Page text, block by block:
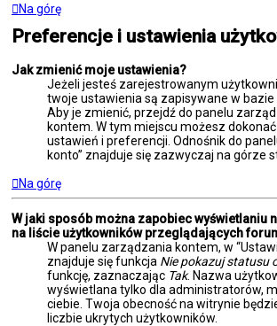
Na górę
Preferencje i ustawienia
Jak zmienić moje ustawienia?
Jeżeli jesteś zarejestrowanym
twoje ustawienia są zapisywane w bazie
Aby je zmienić, przejdź do panelu
kontem. W tym miejscu możesz
ustawień i preferencji. Odnośnik do
konto” znajduje się zazwyczaj na górze
Na górę
W jaki sposób można zapobiec wyświetlaniu
na liście użytkowników przeglądających
W panelu zarządzania kontem, w
znajduje się funkcja Nie pokazuj statusu
funkcję, zaznaczając Tak. Nazwa
wyświetlana tylko dla administratorów,
ciebie. Twoja obecność na witrynie
liczbie ukrytych użytkowników.